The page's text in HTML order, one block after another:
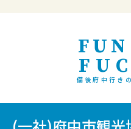
備後府中行き